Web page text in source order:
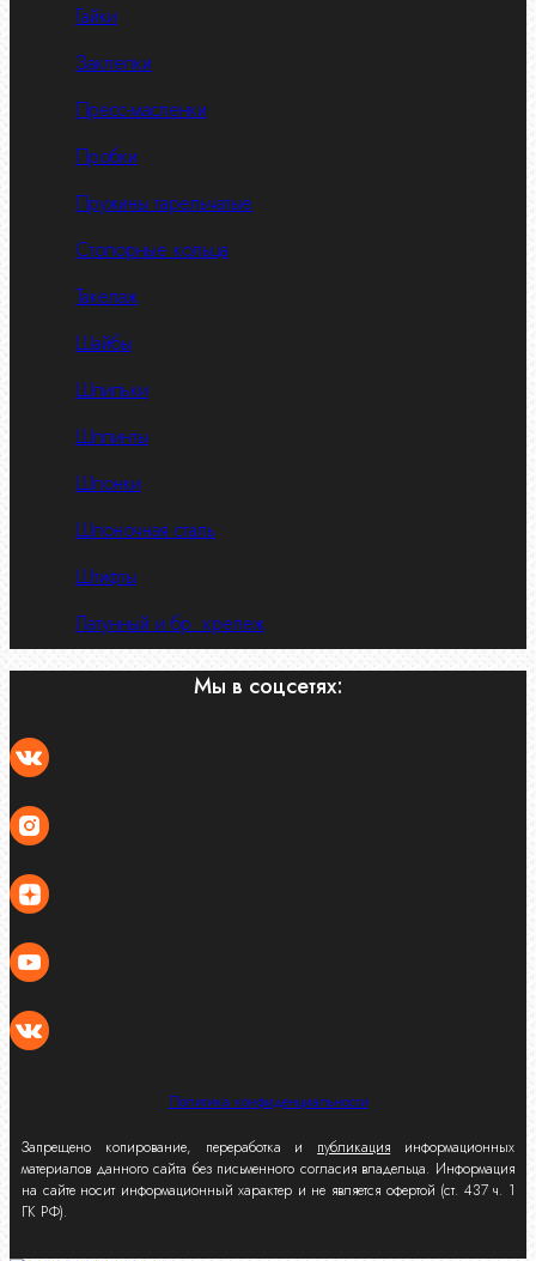
Гайки
Заклепки
Пресс-масленки
Пробки
Пружины тарельчатые
Стопорные кольца
Такелаж
Шайбы
Шпильки
Шплинты
Шпонки
Шпоночная сталь
Штифты
Латунный и бр. крепеж
Мы в соцсетях:
Политика конфиденциальности
Запрещено копирование, переработка и публикация информационных
материалов данного сайта без письменного согласия владельца. Информация
на сайте носит информационный характер и не является офертой (ст. 437 ч. 1
ГК РФ).